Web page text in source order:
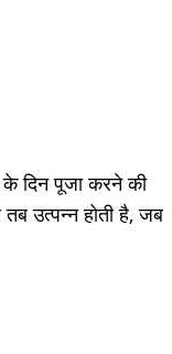
के दिन पूजा करने की
उत्पन्न होती है, जब